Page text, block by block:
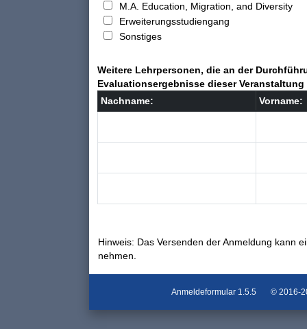
M.A. Education, Migration, and Diversity
Erweiterungsstudiengang
Sonstiges
Weitere Lehrpersonen, die an der
Evaluationsergebnisse dieser
Nachname:
Vorname:
Hinweis: Das Versenden der Anmeldung kann
nehmen.
Anmeldeformular 1.5.5 © 2016-